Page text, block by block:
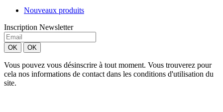
Nouveaux produits
Inscription Newsletter
Vous pouvez vous désinscrire à tout moment. Vous trouverez pour
cela nos informations de contact dans les conditions d'utilisation du
site.